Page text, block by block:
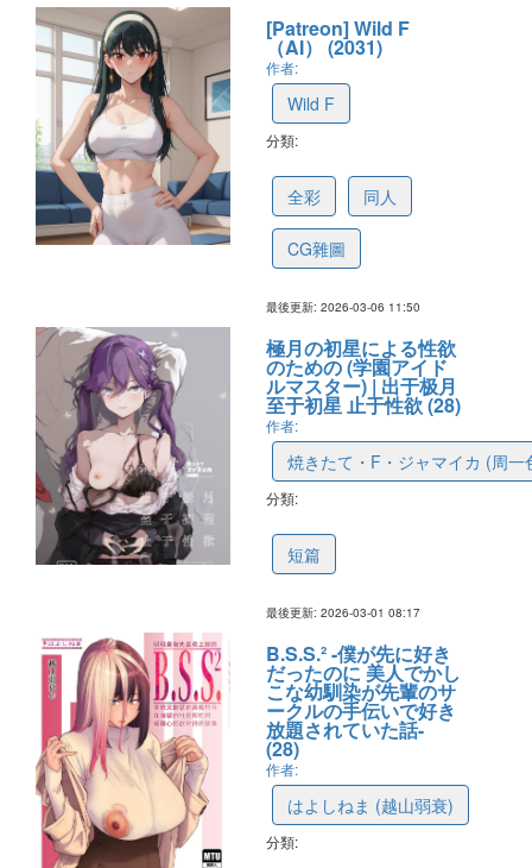
[Patreon] Wild F
（AI） (2031)
作者:
Wild F
分類:
全彩 同人
CG雜圖
最後更新: 2026-03-06 11:50
極月の初星による性欲
のための (学園アイド
ルマスター) | 出于极月
至于初星 止于性欲 (28)
作者:
焼きたて・F・ジャマイカ (周一
分類:
短篇
最後更新: 2026-03-01 08:17
B.S.S.² -僕が先に好き
だったのに 美人でかし
こな幼馴染が先輩のサ
ークルの手伝いで好き
放題されていた話-
(28)
作者:
はよしねま (越山弱衰)
分類: